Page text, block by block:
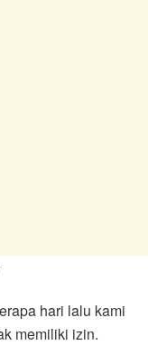
hari lalu kami
memiliki izin.